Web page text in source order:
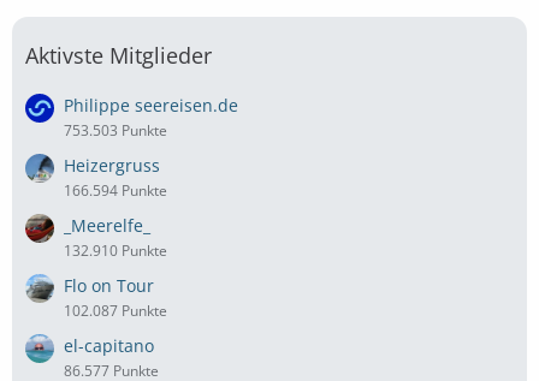
Aktivste Mitglieder
Philippe seereisen.de
753.503 Punkte
Heizergruss
166.594 Punkte
_Meerelfe_
132.910 Punkte
Flo on Tour
102.087 Punkte
el-capitano
86.577 Punkte